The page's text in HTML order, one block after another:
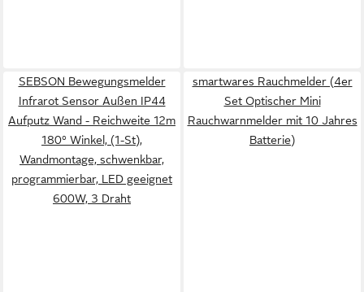
SEBSON Bewegungsmelder
Infrarot Sensor Außen IP44
Aufputz Wand - Reichweite 12m
180° Winkel, (1-St),
Wandmontage, schwenkbar,
programmierbar, LED geeignet
600W, 3 Draht
smartwares Rauchmelder (4er
Set Optischer Mini
Rauchwarnmelder mit 10 Jahres
Batterie)